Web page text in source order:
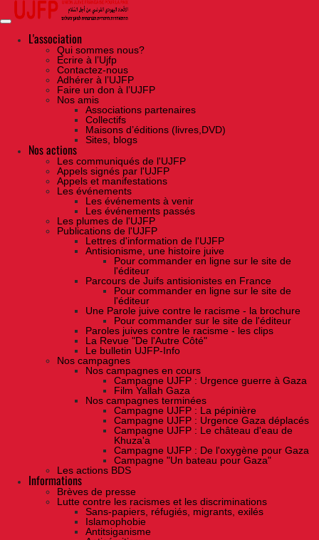
Skip
the
contentL'association
Qui sommes nous?
Ecrire à l’Ujfp
Contactez-nous
Adhérer à l’UJFP
Faire un don à l’UJFP
Nos amis
Associations partenaires
Collectifs
Maisons d’éditions (livres,DVD)
Sites, blogs
Nos actions
Les communiqués de l'UJFP
Appels signés par l'UJFP
Appels et manifestations
Les événements
Les événements à venir
Les événements passés
Les plumes de l'UJFP
Publications de l'UJFP
Lettres d'information de l'UJFP
Antisionisme, une histoire juive
Pour commander en ligne sur le site de
l'éditeur
Parcours de Juifs antisionistes en France
Pour commander en ligne sur le site de
l'éditeur
Une Parole juive contre le racisme - la brochure
Pour commander sur le site de l'éditeur
Paroles juives contre le racisme - les clips
La Revue "De l'Autre Côté"
Le bulletin UJFP-Info
Nos campagnes
Nos campagnes en cours
Campagne UJFP : Urgence guerre à Gaza
Film Yallah Gaza
Nos campagnes terminées
Campagne UJFP : La pépinière
Campagne UJFP : Urgence Gaza déplacés
Campagne UJFP : Le château d'eau de
Khuza'a
Campagne UJFP : De l'oxygène pour Gaza
Campagne "Un bateau pour Gaza"
Les actions BDS
Informations
Brèves de presse
Lutte contre les racismes et les discriminations
Sans-papiers, réfugiés, migrants, exilés
Islamophobie
Antitsiganisme